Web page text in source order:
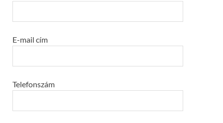
E-mail cím
Telefonszám